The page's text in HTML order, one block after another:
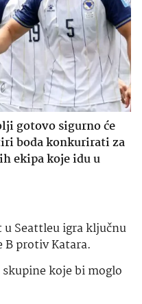
gotovo sigurno će
boda konkurirati za
ekipa koje idu u
u Seattleu igra ključnu
B protiv Katara.
koje bi moglo